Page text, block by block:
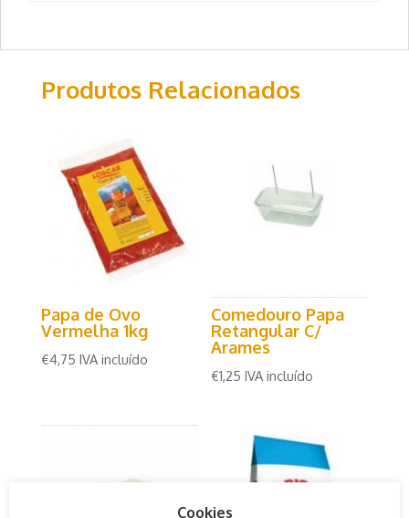
Produtos Relacionados
Papa de Ovo
Vermelha 1kg
€4,75 IVA incluído
Comedouro Papa
Retangular C/
Arames
€1,25 IVA incluído
Cookies